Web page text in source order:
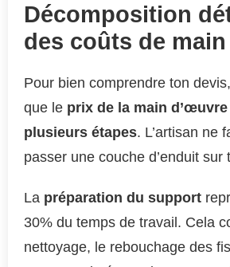
Décomposition
des coûts de
Pour bien comprendre ton
que le prix de la main
plusieurs étapes. L’artisan ne
passer une couche d’enduit sur
La préparation du support
30% du temps de travail. Cela
nettoyage, le rebouchage des